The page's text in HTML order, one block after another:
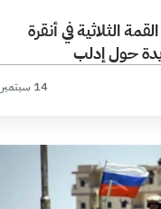
الثلاثية في أنقرة
حول إدلب
14 سبتمبر 2019